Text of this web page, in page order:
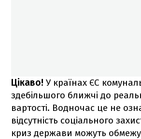
Цікаво! У країнах ЄС
здебільшого ближчі до
вартості. Водночас це не
відсутність соціального
криз держави можуть